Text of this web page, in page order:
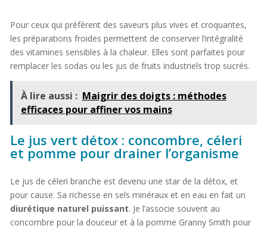
Pour ceux qui préfèrent des saveurs plus vives et croquantes,
les préparations froides permettent de conserver l’intégralité
des vitamines sensibles à la chaleur. Elles sont parfaites pour
remplacer les sodas ou les jus de fruits industriels trop sucrés.
À lire aussi : Maigrir des doigts : méthodes
efficaces pour affiner vos mains
Le jus vert détox : concombre, céleri
et pomme pour drainer l’organisme
Le jus de céleri branche est devenu une star de la détox, et
pour cause. Sa richesse en sels minéraux et en eau en fait un
diurétique naturel puissant. Je l’associe souvent au
concombre pour la douceur et à la pomme Granny Smith pour